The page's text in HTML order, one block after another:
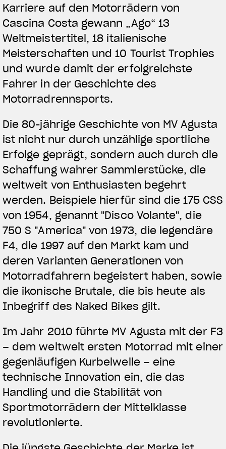
Karriere auf den Motorrädern von
Cascina Costa gewann „Ago“ 13
Weltmeistertitel, 18 italienische
Meisterschaften und 10 Tourist Trophies
und wurde damit der erfolgreichste
Fahrer in der Geschichte des
Motorradrennsports.
Die 80-jährige Geschichte von MV Agusta
ist nicht nur durch unzählige sportliche
Erfolge geprägt, sondern auch durch die
Schaffung wahrer Sammlerstücke, die
weltweit von Enthusiasten begehrt
werden. Beispiele hierfür sind die 175 CSS
von 1954, genannt "Disco Volante", die
750 S "America" von 1973, die legendäre
F4, die 1997 auf den Markt kam und
deren Varianten Generationen von
Motorradfahrern begeistert haben, sowie
die ikonische Brutale, die bis heute als
Inbegriff des Naked Bikes gilt.
Im Jahr 2010 führte MV Agusta mit der F3
– dem weltweit ersten Motorrad mit einer
gegenläufigen Kurbelwelle – eine
technische Innovation ein, die das
Handling und die Stabilität von
Sportmotorrädern der Mittelklasse
revolutionierte.